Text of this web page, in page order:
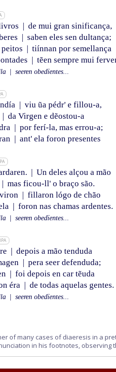
| de mui gran sinificança,
| saben eles sen dultança;
peitos | tiínnan por semellança
| tẽen sempre mui
seeren obedïentes...
| viu ũa pédr' e fillou-a,
| da Virgen e dẽostou-a
| por ferí-la, mas errou-a;
| ant' ela foron presentes
| Un deles alçou a mão
| mas ficou-ll' o braço são.
| fillaron lógo de chão
| foron nas chamas ardentes.
seeren obedïentes...
IPA
| depois a mão tenduda
| pera seer defenduda;
| foi depois en car tẽuda
éra | de todas aquelas gentes.
seeren obedïentes...
of many cases of diaeresis in a
in his footnotes, observing